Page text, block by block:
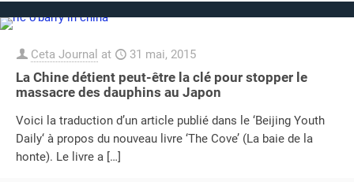
Ceta Journal at 31 mai, 2015
La Chine détient peut-être la clé pour stopper le
massacre des dauphins au Japon
Voici la traduction d’un article publié dans le ‘Beijing Youth
Daily‘ à propos du nouveau livre ‘The Cove’ (La baie de la
honte). Le livre a […]